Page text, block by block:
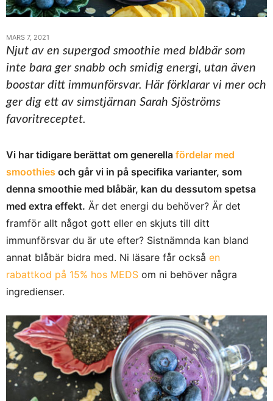
MARS 7, 2021
Njut av en supergod smoothie med blåbär som
inte bara ger snabb och smidig energi, utan även
boostar ditt immunförsvar. Här förklarar vi mer och
ger dig ett av simstjärnan Sarah Sjöströms
favoritreceptet.
Vi har tidigare berättat om generella fördelar med
smoothies och går vi in på specifika varianter, som
denna smoothie med blåbär, kan du dessutom spetsa
med extra effekt. Är det energi du behöver? Är det
framför allt något gott eller en skjuts till ditt
immunförsvar du är ute efter? Sistnämnda kan bland
annat blåbär bidra med. Ni läsare får också en
rabattkod på 15% hos MEDS om ni behöver några
ingredienser.